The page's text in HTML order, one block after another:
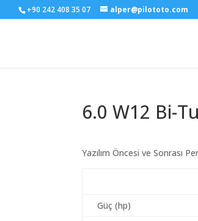
+90 242 408 35 07 alper@pilototo.com
6.0 W12 Bi-
Yazılım Öncesi ve Sonrası
Güç (hp)